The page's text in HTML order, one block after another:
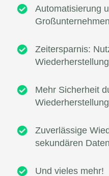

Automatisierung
Großunternehmen

Zeitersparnis:

Mehr Sicherheit

Zuverlässige
sekundären
 Und vieles mehr!